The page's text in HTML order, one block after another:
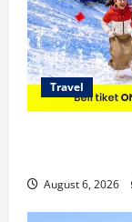
Travel
August 6, 2026